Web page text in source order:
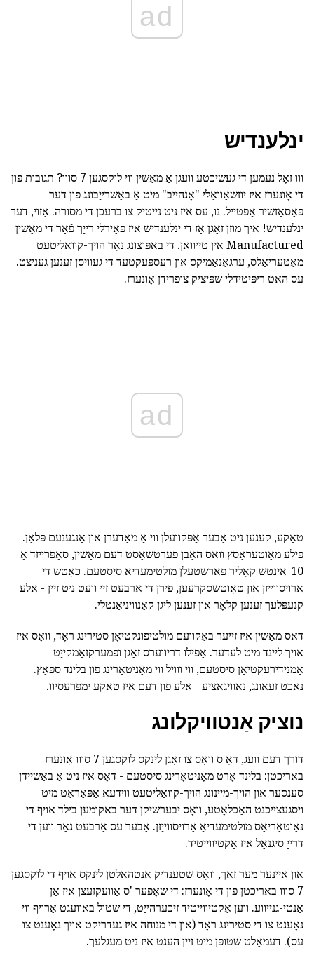
ad
ינלענדיש
ווו זאָל נעמען די געשיכטע וועגן אַ מאַשין ווי לוקסגען 7 סווו? תגובות פון
די אָונערז איז יוזשאַוואַלי "אָנהייב" מיט אַ באַשרייַבונג פון דער
פּאַסאַזשיר אָפּטייל. נו, עס איז ניט נייטיק צו ברעכן די מסורה. אַזוי, דער
ינלענדיש! איך מוזן זאָגן אַז די ינלענדיש איז פאַירלי רייַך פֿאַר די מאַשין
Manufactured אין טייוואַן. די באַפּוצונג נאָר הויך-קוואַליטעט
מאַטעריאַלס, ערגאַנאַמיקס און רעספּעקטעד די געוויסן זענען געניצט.
עס האט ריפּיטידלי שפּיציק צופרידן אָונערז.
ad
טאַקע, קענען ניט אָבער אָפּקוועלן ווי אַ מאָדערן און אָנגענעם פּלאַן.
פילע מאָוטעראַסץ וואס האָבן פּערטשאַסט דעם מאַשין, סאַפּרייזד אַ
10-אינטש קאָליר פאַרשטעלן מולטימעדיאַ סיסטעם. כאָטש די
אַרויסווייַזן און טאָוטשסקרעען, פירן די אַרבעט זיי וועט ניט זיין - אַלע
קנעפּלעך זענען קלאָר און זענען ליגן קאַנוויניאַנטלי.
דאס מאַשין איז זייער באַקוועם מולטיפונקטיאָן סטירינג ראָד, וואָס איז
אויך ליינד מיט לעדער. אַפֿילו דריווערס זאָגן ופמערקזאַמקייַט
אָמנידירעקטיאָן סיסטעם, ווי ווויל ווי מאָניטאָרינג פון בלינד ספּאַץ.
נאַכט זעאונג, נאַוויגאַציע - אַלע פון דעם איז טאַקע ימפּרעסיוו.
נוציק אַנטוויקלונג
דורך דעם וועג, דאָ ס וואָס צו זאָגן לינקס לוקסגען 7 סווו אָונערז
באריכטן: בלינד אָרט מאָניטאָרינג סיסטעם - דאָס איז ניט אַ באַשיידן
סענסער און הויך-מיינונג הויך-קוואַליטעט ווידעא אַפּאַראַט מיט
ויסגעצייכנט האַכלאָטע, וואָס יבערשיקן דער באקומען בילד אויף די
נאָוטאָריאַס מולטימעדיאַ אַרויסווייַזן. אָבער עס אַרבעט נאָר ווען די
דרייַ סיגנאַל איז אַקטיווייטיד.
און איינער מער זאַך, וואָס שטענדיק אַנטהאַלטן לינקס אויף די לוקסגען
7 סווו באריכטן פון די אָונערז: די שאָפער 'ס אַוועקזעצן איז אַן
אַנטי-גנייווע. ווען אַקטיווייטיד זיכערהייַט, די שטול באוועגט אַרויף ווי
נאָענט צו די סטירינג ראָד (און די מנוחה איז געדריקט אויך נאָענט צו
עס). דעמאָלט שטופּן מיט זיין הענט איז ניט מעגלעך.